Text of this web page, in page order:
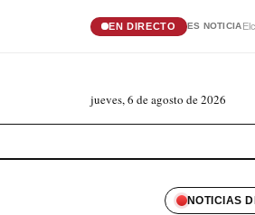
EN DIRECTO ES NOTICIA
jueves, 6 de agosto de 2026
NOTICIAS